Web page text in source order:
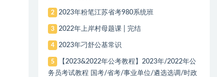
2 2023年粉笔江苏省考980系统班
3 2022年上岸村母题课 | 完结
4 2023年刁舒公基常识
5
【2023&2022年公考教程】2023年/2022年公
务员考试教程 国考/省考/事业单位/遴选选调/时政